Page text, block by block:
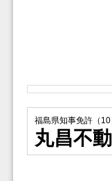
福島県知事免許（
丸昌不